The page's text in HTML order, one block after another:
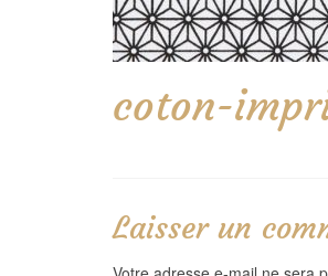
coton-
Laisser un